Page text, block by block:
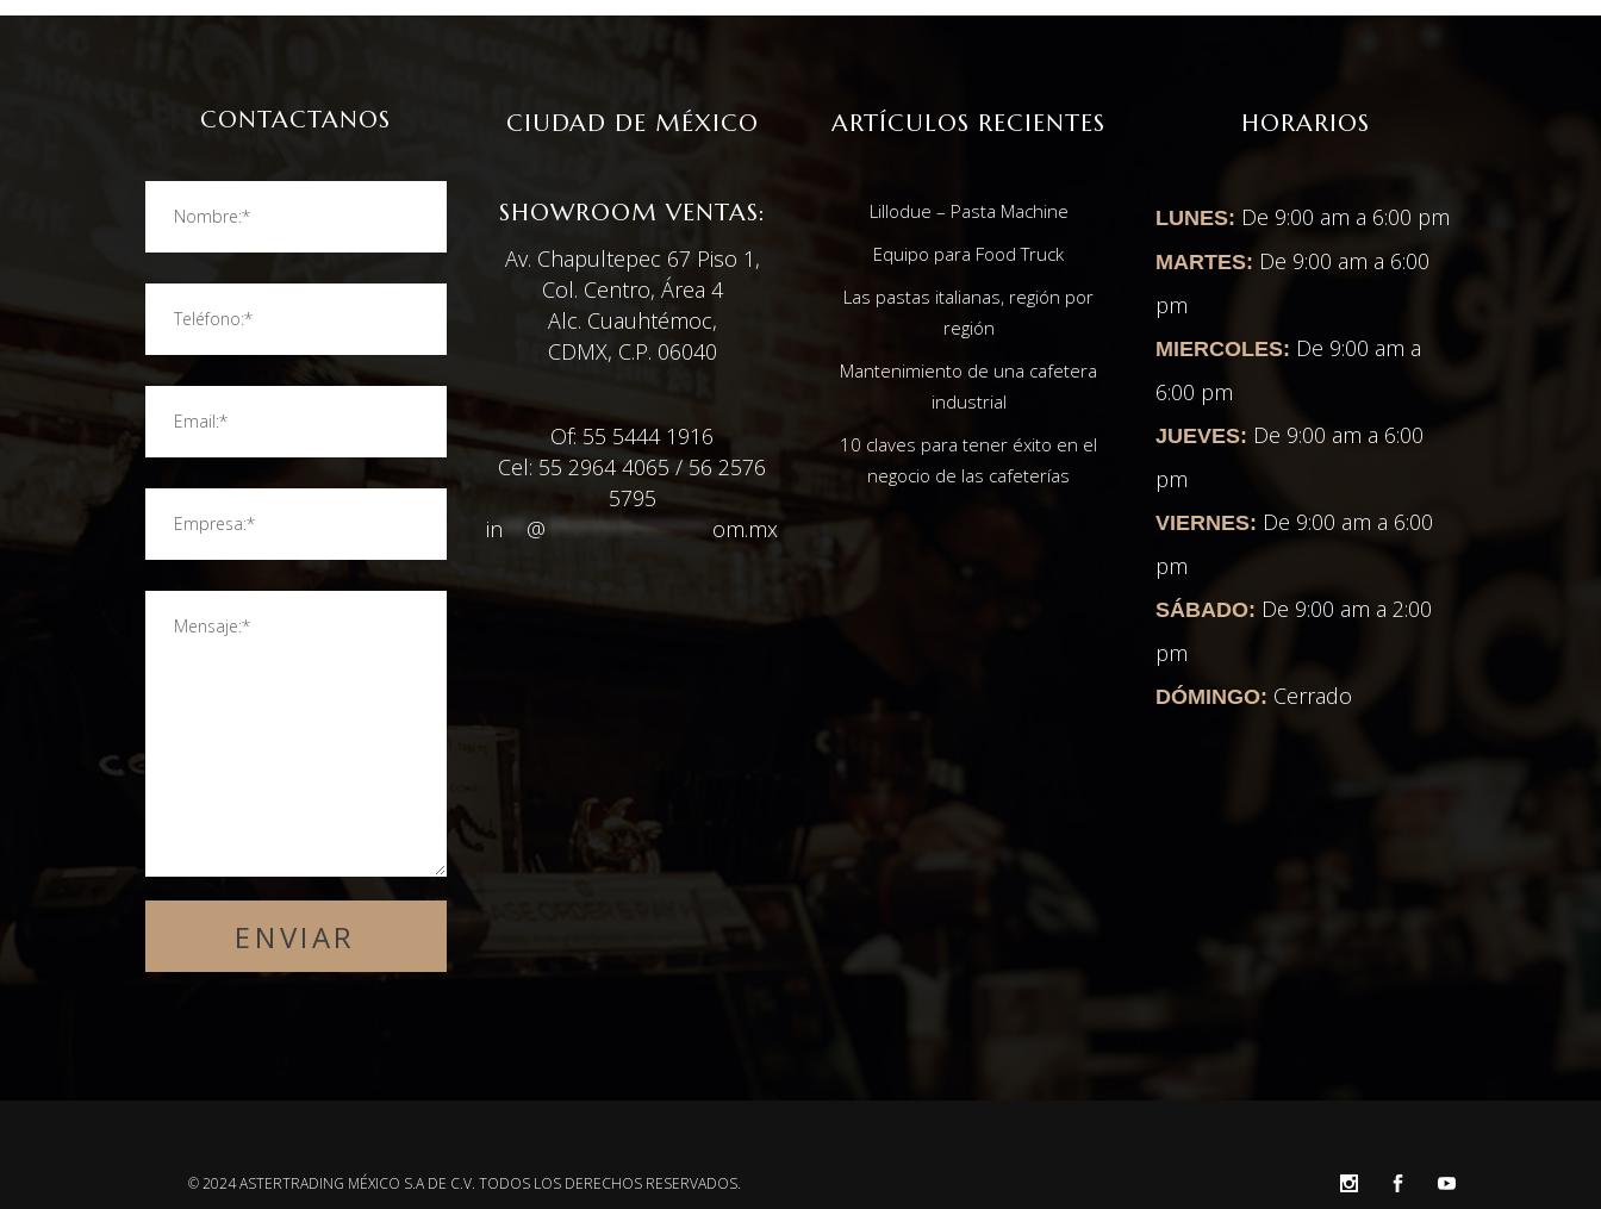
CONTACTANOS CIUDAD DE MÉXICO
SHOWROOM VENTAS:
Av. Chapultepec 67 Piso 1,
Col. Centro, Área 4
Alc. Cuauhtémoc,
CDMX, C.P. 06040
Of: 55 5444 1916
Cel: 55 2964 4065 / 56 2576
5795
in ** @ ************** om.mx
ARTÍCULOS RECIENTES
Lillodue – Pasta Machine
Equipo para Food Truck
Las pastas italianas, región por
región
Mantenimiento de una cafetera
industrial
10 claves para tener éxito en el
negocio de las cafeterías
HORARIOS
LUNES: De 9:00 am a 6:00 pm
MARTES: De 9:00 am a 6:00
pm
MIERCOLES: De 9:00 am a
6:00 pm
JUEVES: De 9:00 am a 6:00
pm
VIERNES: De 9:00 am a 6:00
pm
SÁBADO: De 9:00 am a 2:00
pm
DÓMINGO: Cerrado
© 2024 ASTERTRADING MÉXICO S.A DE C.V. TODOS LOS DERECHOS RESERVADOS.